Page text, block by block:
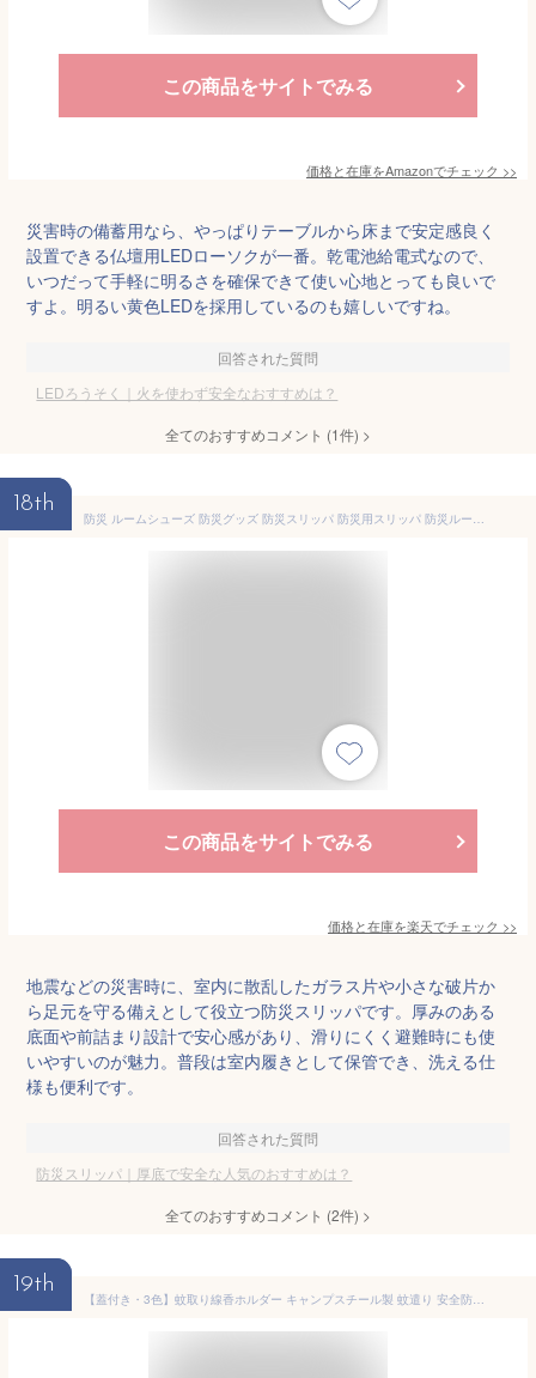
この商品をサイトでみる
価格と在庫をAmazonでチェック >>
災害時の備蓄用なら、やっぱりテーブルから床まで安定感良く
設置できる仏壇用LEDローソクが一番。乾電池給電式なので、
いつだって手軽に明るさを確保できて使い心地とっても良いで
すよ。明るい黄色LEDを採用しているのも嬉しいですね。
回答された質問
LEDろうそく｜火を使わず安全なおすすめは？
全てのおすすめコメント (1件) >
18th
防災 ルームシューズ 防災グッズ 防災スリッパ 防災用スリッパ 防災ルームスリッパ 前詰まり 安全スリッパ 災害 地震 避難グッズ 室内用 洗える 室内履き 防災シューズ 家 部屋 自宅 釘 ガラス 避難 グッズ 釘 ガラス 破片 ケガ防止 滑りにくい 非常用 ルームシューズ 安全
この商品をサイトでみる
価格と在庫を楽天でチェック >>
地震などの災害時に、室内に散乱したガラス片や小さな破片か
ら足元を守る備えとして役立つ防災スリッパです。厚みのある
底面や前詰まり設計で安心感があり、滑りにくく避難時にも使
いやすいのが魅力。普段は室内履きとして保管でき、洗える仕
様も便利です。
回答された質問
防災スリッパ｜厚底で安全な人気のおすすめは？
全てのおすすめコメント (2件) >
19th
【蓋付き・3色】蚊取り線香ホルダー キャンプスチール製 蚊遣り 安全防火 輪っか型取っ手 凸歯密歯サポート棚 大容量 滑り止め足付き 室内 屋外 キャンプ 庭仕事 アウトドア対応 おしゃれ 直径15cm 蚊取り線香置き